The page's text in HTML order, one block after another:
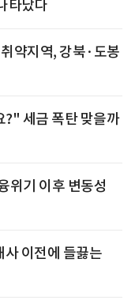
타났다
약지역, 강북·도봉
?" 세금 폭탄 맞을까
위기 이후 변동성
이전에 들끓는